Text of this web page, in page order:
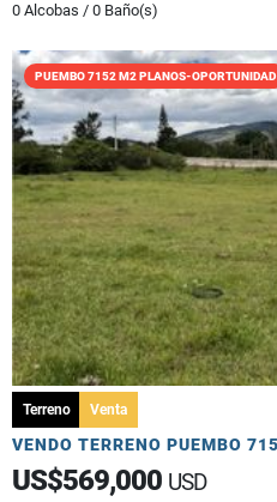
0 Alcobas / 0 Baño(s)
PUEMBO 7152 M2 PLANOS-OPORTUNIDAD
Terreno Venta
US$569,000 USD